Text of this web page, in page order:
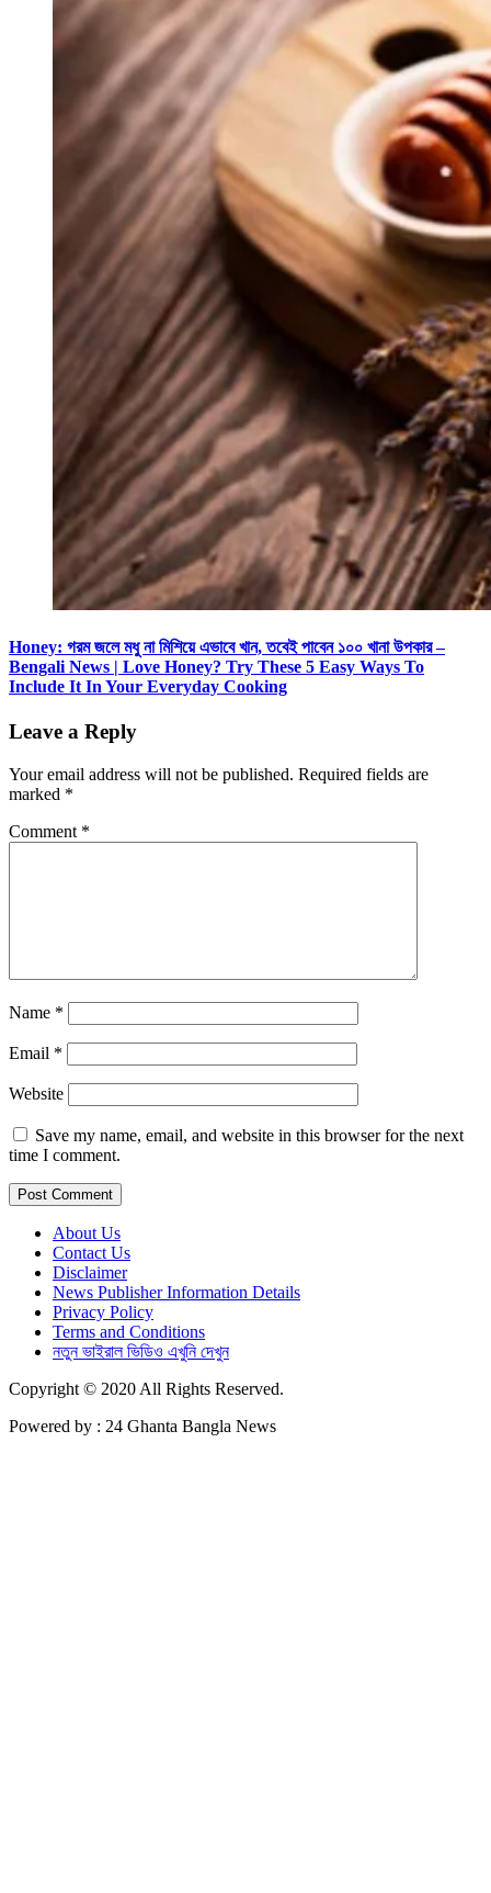
Honey: গরম জলে মধু না মিশিয়ে এভাবে খান, তবেই পাবেন ১০০ খানা উপকার –
Bengali News | Love Honey? Try These 5 Easy Ways To
Include It In Your Everyday Cooking
Leave a Reply
Your email address will not be published. Required fields are
marked *
Comment *
Name *
Email *
Website
Save my name, email, and website in this browser for the next
time I comment.
About Us
Contact Us
Disclaimer
News Publisher Information Details
Privacy Policy
Terms and Conditions
নতুন ভাইরাল ভিডিও এখুনি দেখুন
Copyright © 2020 All Rights Reserved.
Powered by : 24 Ghanta Bangla News